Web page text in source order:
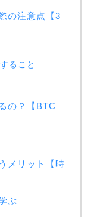
の注意点【3
ること
の？【BTC
メリット【時
ぶ